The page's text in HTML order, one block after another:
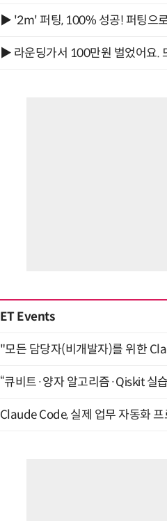
▶ '2m' 퍼팅, 100% 성공! 퍼팅으
▶ 라운딩가서 100만원 벌었어요.
ET Events
"모든 담당자(비개발자)를 위한
“큐비트·양자 알고리즘·Qiskit 실
Claude Code, 실제 업무 자동화